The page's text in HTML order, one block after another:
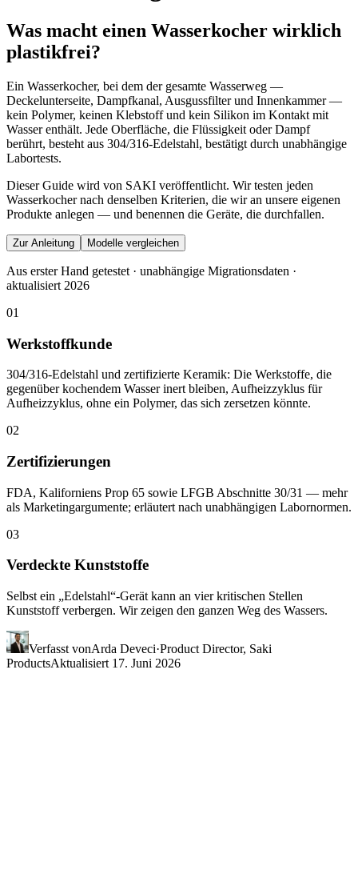
Was macht einen Wasserkocher wirklich
plastikfrei?
Ein Wasserkocher, bei dem der gesamte Wasserweg —
Deckelunterseite, Dampfkanal, Ausgussfilter und Innenkammer —
kein Polymer, keinen Klebstoff und kein Silikon im Kontakt mit
Wasser enthält. Jede Oberfläche, die Flüssigkeit oder Dampf
berührt, besteht aus 304/316-Edelstahl, bestätigt durch unabhängige
Labortests.
Dieser Guide wird von SAKI veröffentlicht. Wir testen jeden
Wasserkocher nach denselben Kriterien, die wir an unsere eigenen
Produkte anlegen — und benennen die Geräte, die durchfallen.
Zur Anleitung Modelle vergleichen
Aus erster Hand getestet · unabhängige Migrationsdaten ·
aktualisiert 2026
01
Werkstoffkunde
304/316-Edelstahl und zertifizierte Keramik: Die Werkstoffe, die
gegenüber kochendem Wasser inert bleiben, Aufheizzyklus für
Aufheizzyklus, ohne ein Polymer, das sich zersetzen könnte.
02
Zertifizierungen
FDA, Kaliforniens Prop 65 sowie LFGB Abschnitte 30/31 — mehr
als Marketingargumente; erläutert nach unabhängigen Labornormen.
03
Verdeckte Kunststoffe
Selbst ein „Edelstahl“-Gerät kann an vier kritischen Stellen
Kunststoff verbergen. Wir zeigen den ganzen Weg des Wassers.
Verfasst vonArda Deveci·Product Director, Saki
ProductsAktualisiert 17. Juni 2026